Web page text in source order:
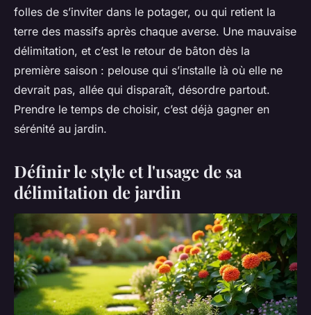
folles de s’inviter dans le potager, ou qui retient la
terre des massifs après chaque averse. Une mauvaise
délimitation, et c’est le retour de bâton dès la
première saison : pelouse qui s’installe là où elle ne
devrait pas, allée qui disparaît, désordre partout.
Prendre le temps de choisir, c’est déjà gagner en
sérénité au jardin.
Définir le style et l'usage de sa
délimitation de jardin